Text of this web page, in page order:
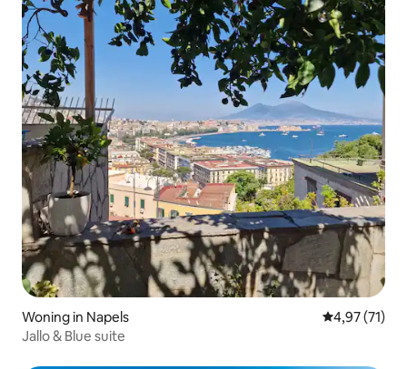
Woning in Napels Gemiddelde
4,97 (71)
Jallo & Blue suite